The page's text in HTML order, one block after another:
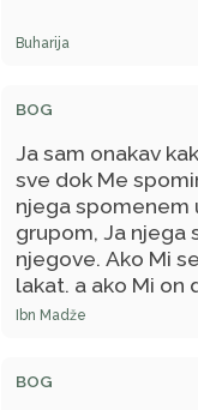
Buharija
BOG
Ja sam onakav
sve dok Me
njega spomenem
grupom, Ja
njegove. Ako Mi
lakat, a ako Mi on
Ibn Madže
BOG